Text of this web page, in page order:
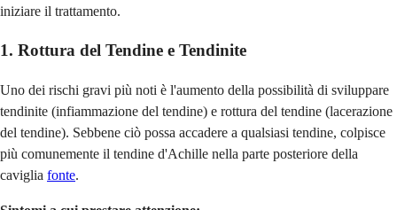
iniziare il trattamento.
1. Rottura del Tendine e Tendinite
Uno dei rischi gravi più noti è l'aumento della possibilità di sviluppare
tendinite (infiammazione del tendine) e rottura del tendine (lacerazione
del tendine). Sebbene ciò possa accadere a qualsiasi tendine, colpisce
più comunemente il tendine d'Achille nella parte posteriore della
caviglia fonte.